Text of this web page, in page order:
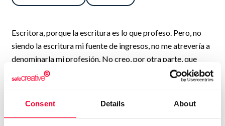
Consent Details About
Escritora, porque la escritura es lo que profeso. Pero, no
siendo la escritura mi fuente de ingresos, no me atrevería a
denominarla mi profesión. No creo, por otra parte, que
estuviera dispuesta a avenirme a complacer a nadie, lector
o editor. Ni a comprometerme a cumplir los plazos de